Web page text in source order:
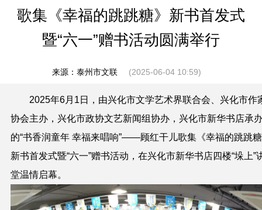
歌集《幸福的跳跳糖》新书首发式
暨“六一”赠书活动圆满举行
来源：泰州市文联 (2025-06-04 10:59)
2025年6月1日，由兴化市文学艺术界联合会、兴化市作
协会主办，兴化市政协文艺新闻组协办，兴化市新华书店承
的“书香润童年 幸福来唱响”——顾红干儿歌集《幸福的跳跳
新书首发式暨“六一”赠书活动，在兴化市新华书店四楼“垛上”
堂温情启幕。